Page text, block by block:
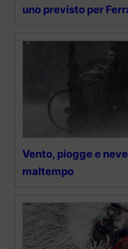
uno previsto per
Vento, piogge e
maltempo